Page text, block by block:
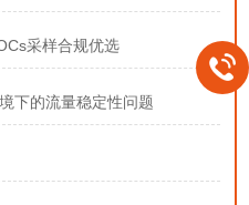
采样合规优选
下的流量稳定性问题